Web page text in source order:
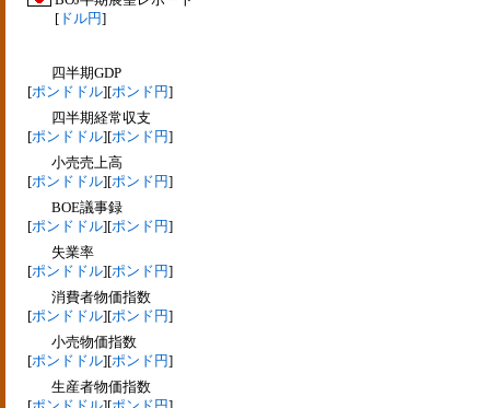
[ ドル円]
四半期GDP
[ポンドドル][ポンド円]
四半期経常収支
[ポンドドル][ポンド円]
小売売上高
[ポンドドル][ポンド円]
BOE議事録
[ポンドドル][ポンド円]
失業率
[ポンドドル][ポンド円]
消費者物価指数
[ポンドドル][ポンド円]
小売物価指数
[ポンドドル][ポンド円]
生産者物価指数